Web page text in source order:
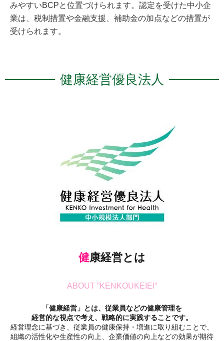
みやすいBCPと位置づけられます。認定を受けた中小企
業は、税制措置や金融支援、補助金の加点などの措置が
受けられます。
健康経営優良法人
健康経営とは
ABOUT ”KENKOUKEIEI”
「健康経営」とは、従業員などの健康管理を
経営的な視点で考え、戦略的に実践することです。
経営理念に基づき、従業員の健康保持・増進に取り組むことで、
組織の活性化や生産性の向上、企業価値の向上などの効果が期待